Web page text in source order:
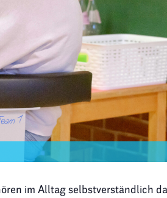
im Alltag selbstverständlich